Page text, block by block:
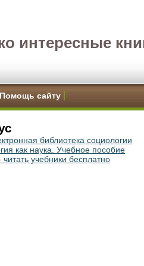
интересные
Помощь сайту
библиотека социологии
как наука. Учебное пособие
учебники бесплатно